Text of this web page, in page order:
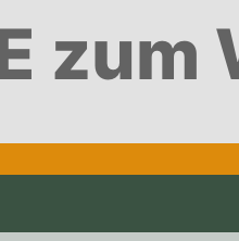
zum